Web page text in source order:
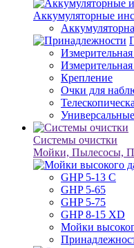
Аккумуляторные
Крепление
Очки для
Системы очистки
Мойки, Пылесосы,
GHP 5-13 C
GHP 5-65
GHP 5-75
GHP 8-15 XD
Мойки